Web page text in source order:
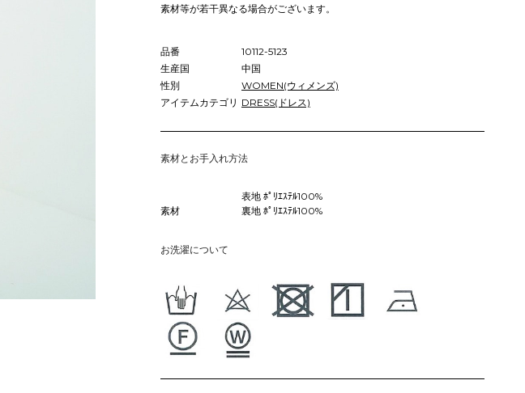
素材等が若干異なる場合がございます。
品番
10112-5123
生産国
中国
性別
WOMEN(ウィメンズ)
アイテムカテゴリ DRESS(ドレス)
素材とお手入れ方法
素材
表地 ﾎﾟﾘｴｽﾃﾙ100%
裏地 ﾎﾟﾘｴｽﾃﾙ100%
お洗濯について